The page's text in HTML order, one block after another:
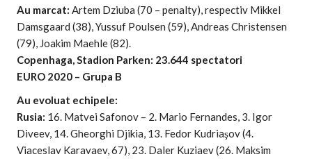
Au marcat: Artem Dziuba (70 – penalty), respectiv Mikkel
Damsgaard (38), Yussuf Poulsen (59), Andreas Christensen
(79), Joakim Maehle (82).
Copenhaga, Stadion Parken: 23.644 spectatori
EURO 2020 – Grupa B
Au evoluat echipele:
Rusia: 16. Matvei Safonov – 2. Mario Fernandes, 3. Igor
Diveev, 14. Gheorghi Djikia, 13. Fedor Kudriaşov (4.
Viaceslav Karavaev, 67), 23. Daler Kuziaev (26. Maksim